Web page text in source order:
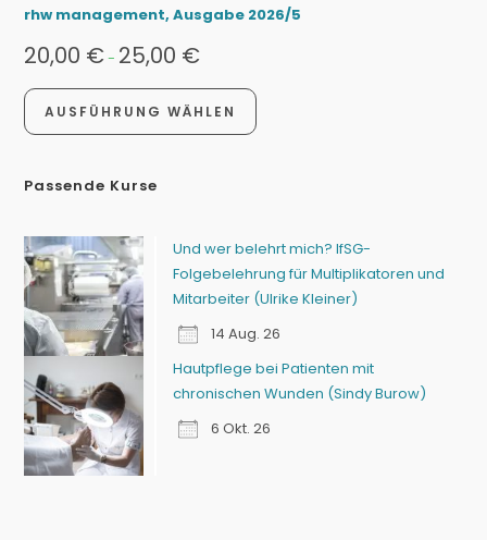
rhw management, Ausgabe 2026/5
20,00 €- 25,00 €
AUSFÜHRUNG WÄHLEN
Passende Kurse
Und wer belehrt mich? IfSG-
Folgebelehrung für Multiplikatoren und
Mitarbeiter (Ulrike Kleiner)
14 Aug. 26
Hautpflege bei Patienten mit
chronischen Wunden (Sindy Burow)
6 Okt. 26